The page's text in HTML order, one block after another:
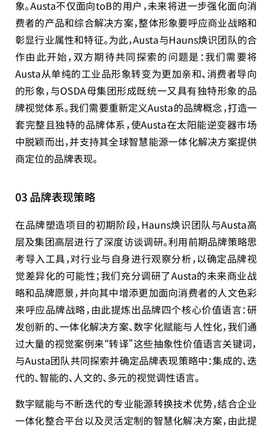
象。Austa不仅面向toB的用户，未来将进一步强化面向消
费者的产品和综合解决方案，整体形象要呼应商业战略和
彰显行业属性和特征。为此，Austa与Hauns焕识团队的合
作由此开始，双方期待共同探索的问题是：我们需要将
Austa从单纯的工业品形象转变为更加亲和、消费者导向
的形象，与OSDA母集团形成既统一又具有独特形象的品
牌视觉体系。我们需要重新定义Austa的品牌概念，打造一
套完整且独特的品牌体系，使Austa在太阳能逆变器市场
中脱颖而出，并支持其全球智慧能源一体化解决方案提供
商定位的品牌表现。
03 品牌表现策略
在品牌塑造项目的初期阶段，Hauns焕识团队与Austa高
层及集团高层进行了深度访谈调研。利用前期品牌策略思
考导入工具，对行业与自身进行观察分析，以确定品牌视
觉差异化的可能性；我们充分调研了Austa的未来商业战
略和品牌愿景，并向其中增添更加面向消费者的人文色彩
来呼应品牌战略，由此提炼出品牌四个核心价值语言：研
发创新的、一体化解决方案、数字化赋能与人性化，我们通
过大量的视觉案例来“转译”这些抽象性价值语言关键词，
与Austa团队共同探索并确定品牌表现策略中：集成的、迭
代的、智能的、人文的、多元的视觉调性语言。
数字赋能与不断迭代的专业能源转换技术优势，结合企业
一体化整合平台以及灵活定制的智慧化解决方案，由此提